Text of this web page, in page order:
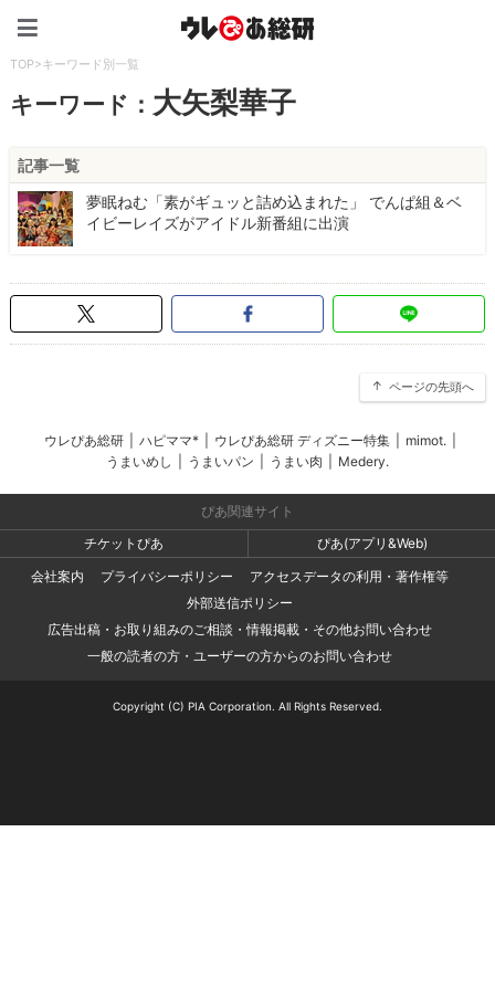
TOP>キーワード別一覧
キーワード： 大矢梨華子
記事一覧
夢眠ねむ「素がギュッと詰め込まれた」 でんぱ組＆ベ
イビーレイズがアイドル新番組に出演
ページの先頭へ
ウレぴあ総研 ハピママ* ウレぴあ総研 ディズニー特集 mimot.
うまいめし
うまいパン うまい肉 Medery.
ぴあ関連サイト
チケットぴあ
ぴあ(アプリ&Web)
会社案内
プライバシーポリシー
アクセスデータの利用・著作権等
外部送信ポリシー
広告出稿・お取り組みのご相談・情報掲載・その他お問い合わせ
一般の読者の方・ユーザーの方からのお問い合わせ
Copyright (C) PIA Corporation. All Rights Reserved.